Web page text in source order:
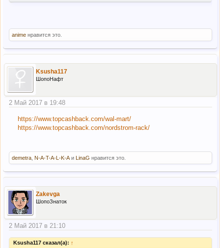
anime нравится это.
Ksusha117
ШопоНафт
2 Май 2017 в 19:48
https://www.topcashback.com/wal-mart/
https://www.topcashback.com/nordstrom-rack/
demetra N-A-T-A-L-K-A и LinaG нравится это.
Zakevga
ШопоЗнаток
2 Май 2017 в 21:10
Ksusha117 сказал(а): ↑